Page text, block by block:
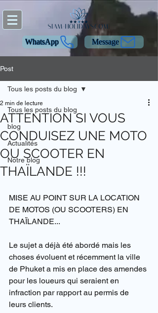
WhatsApp Message
Post
Tous les posts du blog
blog
Actualités
Notre blog
Tous les posts du blog
ATTENTION SI VOUS
CONDUISEZ UNE MOTO
OU SCOOTER EN
THAÏLANDE !!!
2 min de lecture
MISE AU POINT SUR LA LOCATION
DE MOTOS (OU SCOOTERS) EN
THAÏLANDE...
Le sujet a déjà été abordé mais les
choses évoluent et récemment la ville
de Phuket a mis en place des amendes
pour les loueurs qui seraient en
infraction par rapport au permis de
leurs clients.